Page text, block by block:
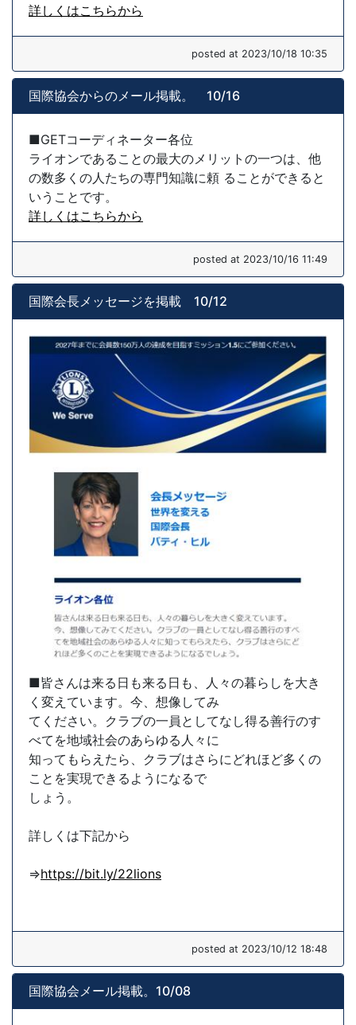
詳しくはこちらから
posted at 2023/10/18 10:35
国際協会からのメール掲載。 10/16
■GETコーディネーター各位
ライオンであることの最大のメリットの一つは、他
の数多くの人たちの専門知識に頼 ることができると
いうことです。
詳しくはこちらから
posted at 2023/10/16 11:49
国際会長メッセージを掲載 10/12
■皆さんは来る日も来る日も、人々の暮らしを大き
く変えています。今、想像してみ
てください。クラブの一員としてなし得る善行のす
べてを地域社会のあらゆる人々に
知ってもらえたら、クラブはさらにどれほど多くの
ことを実現できるようになるで
しょう。
詳しくは下記から
⇒https://bit.ly/22lions
posted at 2023/10/12 18:48
国際協会メール掲載。10/08